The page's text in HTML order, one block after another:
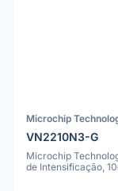
Microchip
VN2210N3-G
Microchip
de Intensificação,